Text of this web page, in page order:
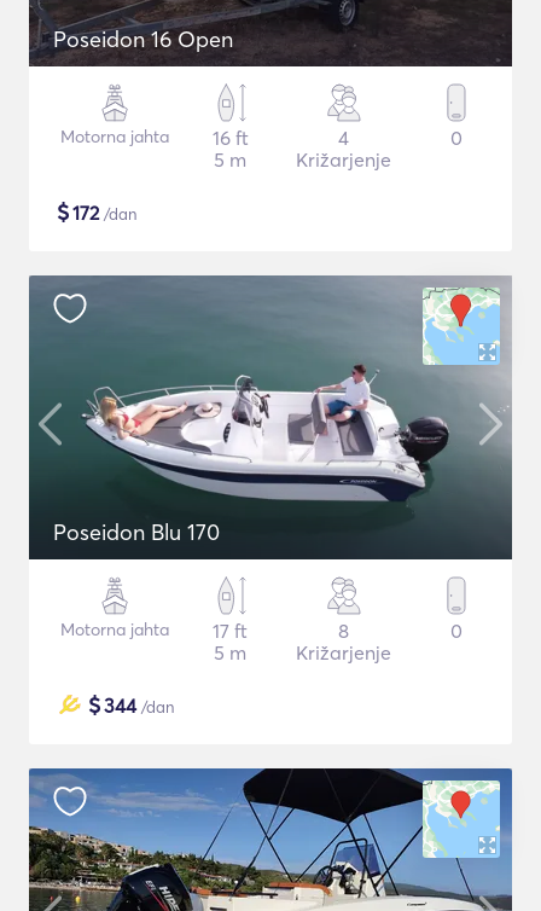
Poseidon 16 Open
Motorna jahta
16 ft
5 m
4
Križarjenje
0
$172/dan
Poseidon Blu 170
Motorna jahta
17 ft
5 m
8
Križarjenje
0
$344/dan